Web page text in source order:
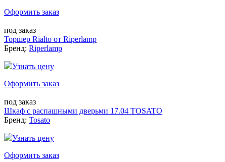
Оформить заказ
под заказ
Торшер Rialto от Riperlamp
Бренд: Riperlamp
Узнать цену
Оформить заказ
под заказ
Шкаф с распашными дверьми 17.04 TOSATO
Бренд: Tosato
Узнать цену
Оформить заказ